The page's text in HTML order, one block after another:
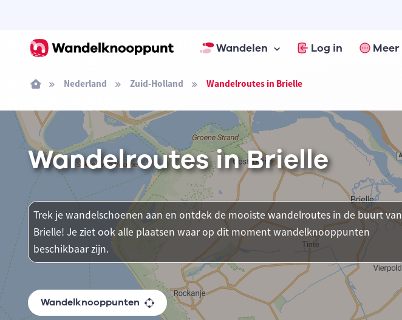
Wandelen Log in Meer
Nederland Zuid-Holland Wandelroutes in Brielle
Wandelroutes in Brielle
Trek je wandelschoenen aan en ontdek de mooiste wandelroutes in de buurt van
Brielle! Je ziet ook alle plaatsen waar op dit moment wandelknooppunten
beschikbaar zijn.
Wandelknooppunten